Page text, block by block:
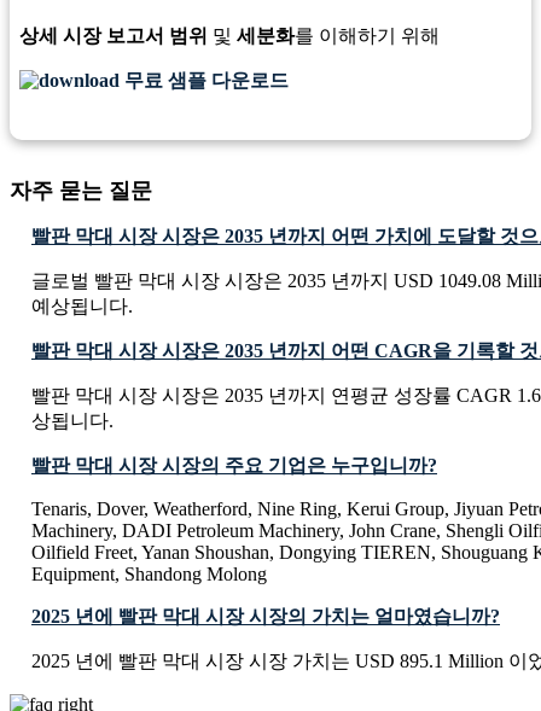
상세 시장 보고서 범위 및 세분화를 이해하기 위해
무료 샘플 다운로드
자주 묻는 질문
빨판 막대 시장 시장은 2035 년까지 어떤 가치에 도달할 것
글로벌 빨판 막대 시장 시장은 2035 년까지 USD 1049.08
예상됩니다.
빨판 막대 시장 시장은 2035 년까지 어떤 CAGR을 기록할
빨판 막대 시장 시장은 2035 년까지 연평균 성장률 CAGR
상됩니다.
빨판 막대 시장 시장의 주요 기업은 누구입니까?
Tenaris, Dover, Weatherford, Nine Ring, Kerui Group, Jiyuan
Machinery, DADI Petroleum Machinery, John Crane, Shengli
Oilfield Freet, Yanan Shoushan, Dongying TIEREN, Shouguang
Equipment, Shandong Molong
2025 년에 빨판 막대 시장 시장의 가치는 얼마였습니까?
2025 년에 빨판 막대 시장 시장 가치는 USD 895.1 Million 이